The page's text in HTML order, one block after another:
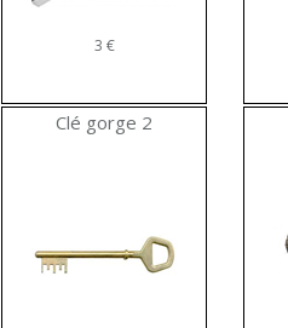
3 €
Clé gorge 2